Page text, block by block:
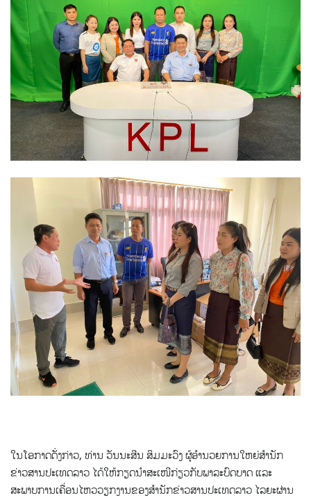
ໃນໂອກາດດັ່ງກ່າວ, ທ່ານ ວັນນະສີນ ສິມມະວົງ ຜູ້ອຳນວຍການໃຫຍ່ສຳນັກ
ຂ່າວສານປະເທດລາວ ໄດ້ໃຫ້ກຽດນຳສະເໜີກ່ຽວກັບພາລະບົດບາດ ແລະ
ສະພາບການເຄື່ອນໄຫວວຽກງານຂອງສຳນັກຂ່າວສານປະເທດລາວ ໄລຍະຜ່ານ